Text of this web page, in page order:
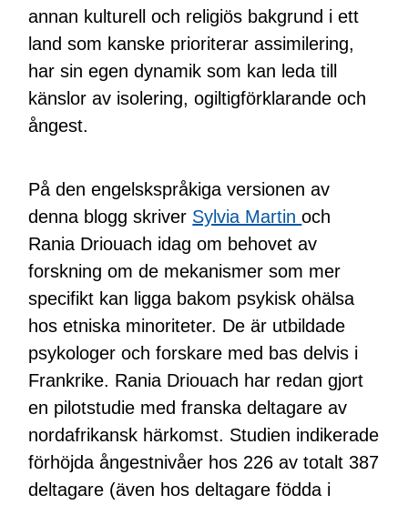
annan kulturell och religiös bakgrund i ett
land som kanske prioriterar assimilering,
har sin egen dynamik som kan leda till
känslor av isolering, ogiltigförklarande och
ångest.
På den engelskspråkiga versionen av
denna blogg skriver Sylvia Martinoch
Rania Driouach idag om behovet av
forskning om de mekanismer som mer
specifikt kan ligga bakom psykisk ohälsa
hos etniska minoriteter. De är utbildade
psykologer och forskare med bas delvis i
Frankrike. Rania Driouach har redan gjort
en pilotstudie med franska deltagare av
nordafrikansk härkomst. Studien indikerade
förhöjda ångestnivåer hos 226 av totalt 387
deltagare (även hos deltagare födda i